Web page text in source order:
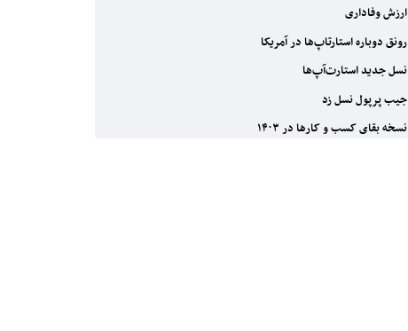
ارزش وفاداری
رونق دوباره استارتا‌پ‌ها در آمریکا
نسل جدید استارت‌آپ‌ها
جیب پرپول نسل زد
نسخه بقای کسب و کارها در ۱۴۰۳